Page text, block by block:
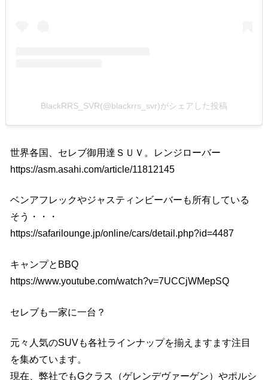
BlackRRS_SVR(@blackrrs_svr)がシェアした投稿
世界各国、セレブ御用達ＳＵＶ。レンジローバー
https://asm.asahi.com/article/11812145
ベンアフレックやジャスティンビーバーも所有している
そう・・・
https://safarilounge.jp/online/cars/detail.php?id=4487
キャンプとBBQ
https://www.youtube.com/watch?v=7UCCjWMepSQ
セレブも一家に一台？
元々人気のSUVも各社ラインナップを揃えますます注目
を集めています。
現在、弊社でもGクラス（ゲレンデヴァーゲン）やポルシ